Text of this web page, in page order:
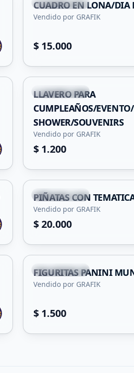
San Francisco
CUADRO EN LONA/DIA
Vendido por GRAFIK
$ 15.000
San Francisco
LLAVERO PARA
CUMPLEAÑOS/
SHOWER/SOUVENIRS
Vendido por GRAFIK
$ 1.200
San Francisco
PIÑATAS CON
Vendido por GRAFIK
$ 20.000
San Francisco
FIGURITAS PANINI
Vendido por GRAFIK
$ 1.500